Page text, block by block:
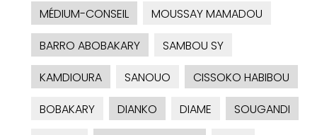
MÉDIUM-CONSEIL
MOUSSAY MAMADOU
BARRO ABOBAKARY
SAMBOU SY
KAMDIOURA
SANOUO
CISSOKO HABIBOU
BOBAKARY
DIANKO DIAME
SOUGANDI